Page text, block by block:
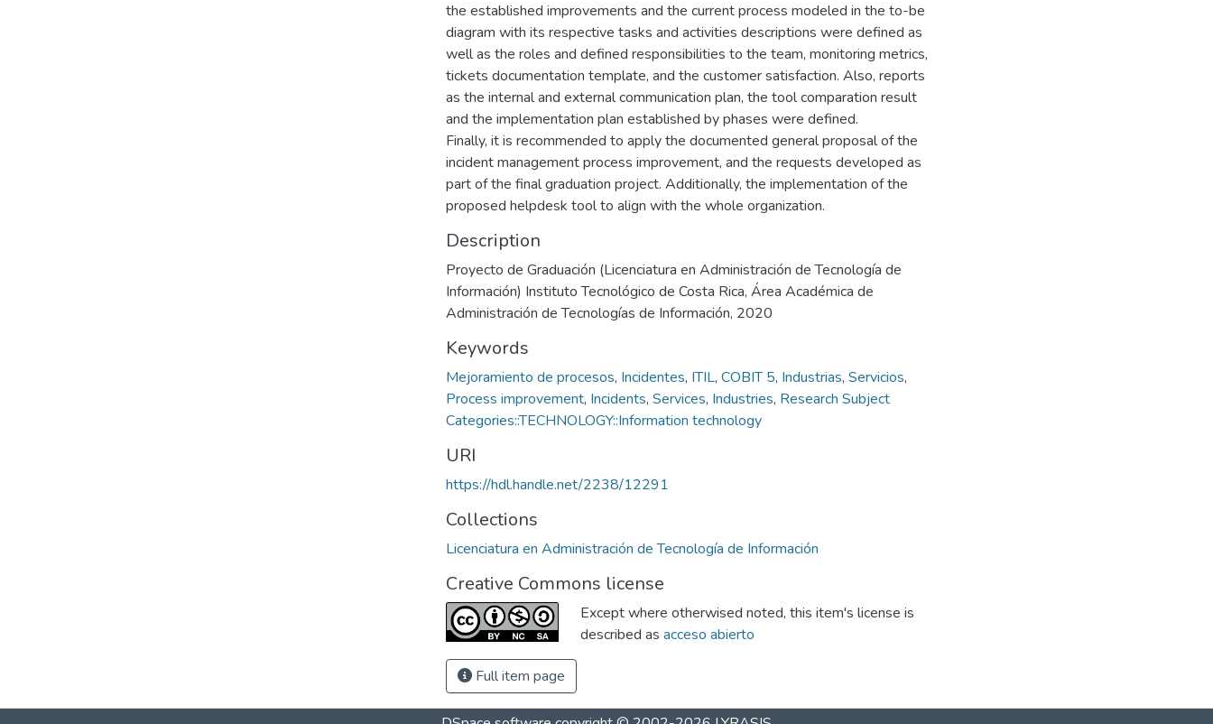
the established improvements and the current process modeled in the to-be
diagram with its respective tasks and activities descriptions were defined as
well as the roles and defined responsibilities to the team, monitoring metrics,
tickets documentation template, and the customer satisfaction. Also, reports
as the internal and external communication plan, the tool comparation result
and the implementation plan established by phases were defined.
Finally, it is recommended to apply the documented general proposal of the
incident management process improvement, and the requests developed as
part of the final graduation project. Additionally, the implementation of the
proposed helpdesk tool to align with the whole organization.
Description
Proyecto de Graduación (Licenciatura en Administración de Tecnología de
Información) Instituto Tecnológico de Costa Rica, Área Académica de
Administración de Tecnologías de Información, 2020
Keywords
Mejoramiento de procesos, Incidentes, ITIL, COBIT 5, Industrias, Servicios,
Process improvement, Incidents, Services, Industries, Research Subject
Categories::TECHNOLOGY::Information technology
URI
https://hdl.handle.net/2238/12291
Collections
Licenciatura en Administración de Tecnología de Información
Creative Commons license
Except where otherwised noted, this item's license is
described as acceso abierto
Full item page